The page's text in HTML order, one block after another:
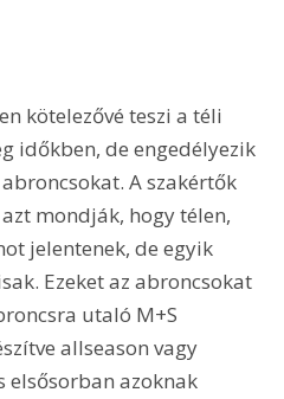
kötelezővé teszi a téli
időkben, de engedélyezik
A szakértők
mondják, hogy télen,
jelentenek, de egyik
Ezeket az abroncsokat
utaló M+S
allseason vagy
elsősorban azoknak